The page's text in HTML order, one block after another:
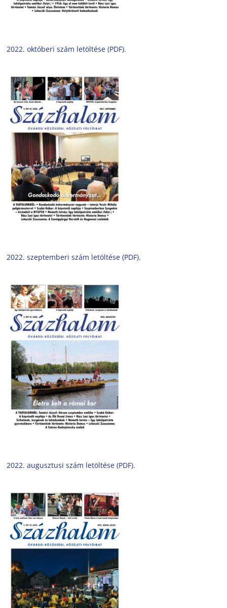
2022. októberi szám letöltése (PDF).
2022. szeptemberi szám letöltése (PDF).
2022. augusztusi szám letöltése (PDF).